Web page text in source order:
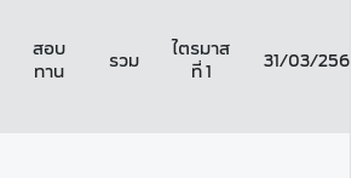
สอบ
ทาน
รวม
ไตรมาส
ที่ 1
31/03/2569